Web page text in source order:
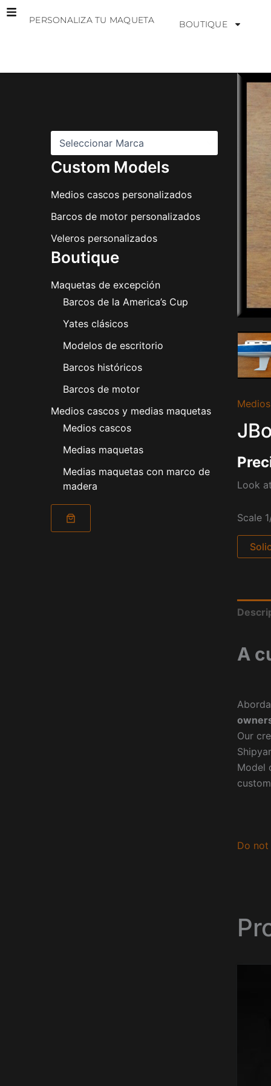
PERSONALIZA TU MAQUETA BOUTIQUE
Custom Models
Medios cascos personalizados
Barcos de motor personalizados
Veleros personalizados
Boutique
Maquetas de excepción
Barcos de la America’s Cup
Yates clásicos
Modelos de escritorio
Barcos históricos
Barcos de motor
Medios cascos y medias maquetas
Medios cascos
Medias maquetas
Medias maquetas con marco de
madera
Look
Scale
A
Our
Model
Do